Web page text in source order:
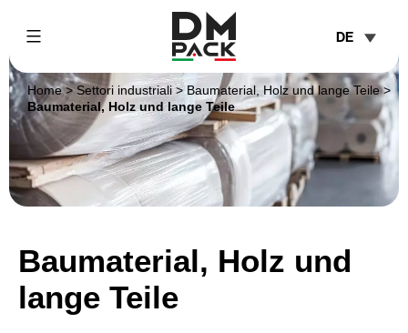
content
DM
Pack
DE
Home>Settori industriali>Baumaterial, Holz und lange Teile>
Baumaterial, Holz und lange Teile
Baumaterial, Holz und
lange Teile